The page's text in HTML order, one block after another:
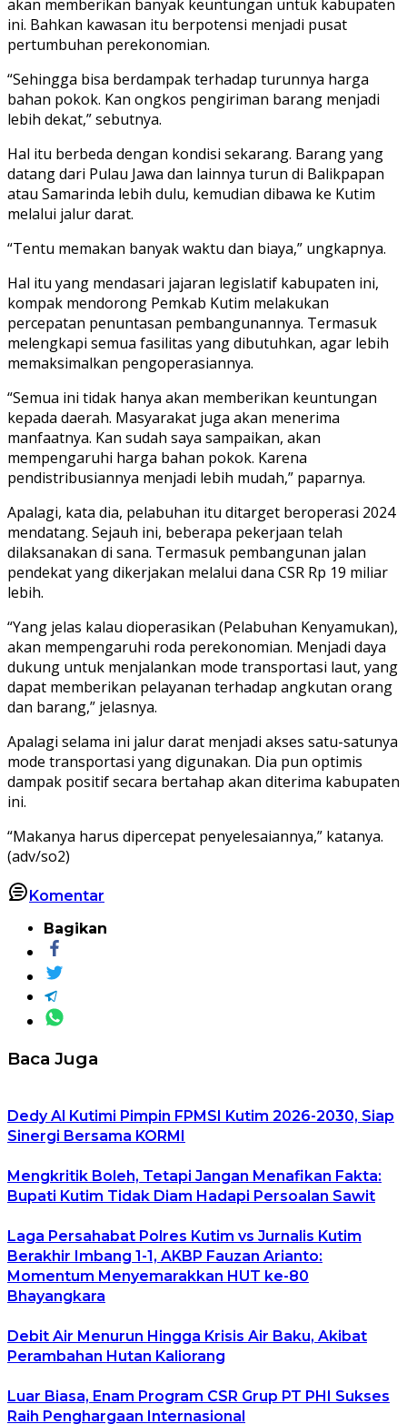
akan memberikan banyak keuntungan untuk kabupaten
ini. Bahkan kawasan itu berpotensi menjadi pusat
pertumbuhan perekonomian.
“Sehingga bisa berdampak terhadap turunnya harga
bahan pokok. Kan ongkos pengiriman barang menjadi
lebih dekat,” sebutnya.
Hal itu berbeda dengan kondisi sekarang. Barang yang
datang dari Pulau Jawa dan lainnya turun di Balikpapan
atau Samarinda lebih dulu, kemudian dibawa ke Kutim
melalui jalur darat.
“Tentu memakan banyak waktu dan biaya,” ungkapnya.
Hal itu yang mendasari jajaran legislatif kabupaten ini,
kompak mendorong Pemkab Kutim melakukan
percepatan penuntasan pembangunannya. Termasuk
melengkapi semua fasilitas yang dibutuhkan, agar lebih
memaksimalkan pengoperasiannya.
“Semua ini tidak hanya akan memberikan keuntungan
kepada daerah. Masyarakat juga akan menerima
manfaatnya. Kan sudah saya sampaikan, akan
mempengaruhi harga bahan pokok. Karena
pendistribusiannya menjadi lebih mudah,” paparnya.
Apalagi, kata dia, pelabuhan itu ditarget beroperasi 2024
mendatang. Sejauh ini, beberapa pekerjaan telah
dilaksanakan di sana. Termasuk pembangunan jalan
pendekat yang dikerjakan melalui dana CSR Rp 19 miliar
lebih.
“Yang jelas kalau dioperasikan (Pelabuhan Kenyamukan),
akan mempengaruhi roda perekonomian. Menjadi daya
dukung untuk menjalankan mode transportasi laut, yang
dapat memberikan pelayanan terhadap angkutan orang
dan barang,” jelasnya.
Apalagi selama ini jalur darat menjadi akses satu-satunya
mode transportasi yang digunakan. Dia pun optimis
dampak positif secara bertahap akan diterima kabupaten
ini.
“Makanya harus dipercepat penyelesaiannya,” katanya.
(adv/so2)
Komentar
Bagikan
Baca Juga
Dedy Al Kutimi Pimpin FPMSI Kutim 2026-2030, Siap
Sinergi Bersama KORMI
Mengkritik Boleh, Tetapi Jangan Menafikan Fakta:
Bupati Kutim Tidak Diam Hadapi Persoalan Sawit
Laga Persahabat Polres Kutim vs Jurnalis Kutim
Berakhir Imbang 1-1, AKBP Fauzan Arianto:
Momentum Menyemarakkan HUT ke-80
Bhayangkara
Debit Air Menurun Hingga Krisis Air Baku, Akibat
Perambahan Hutan Kaliorang
Luar Biasa, Enam Program CSR Grup PT PHI Sukses
Raih Penghargaan Internasional